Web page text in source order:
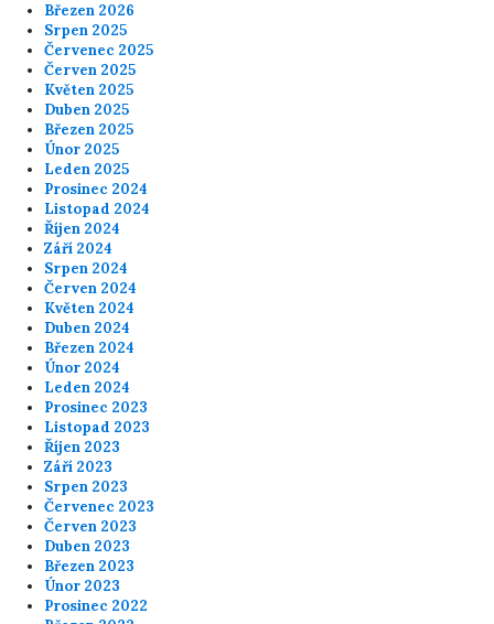
Březen 2026
Srpen 2025
Červenec 2025
Červen 2025
Květen 2025
Duben 2025
Březen 2025
Únor 2025
Leden 2025
Prosinec 2024
Listopad 2024
Říjen 2024
Září 2024
Srpen 2024
Červen 2024
Květen 2024
Duben 2024
Březen 2024
Únor 2024
Leden 2024
Prosinec 2023
Listopad 2023
Říjen 2023
Září 2023
Srpen 2023
Červenec 2023
Červen 2023
Duben 2023
Březen 2023
Únor 2023
Prosinec 2022